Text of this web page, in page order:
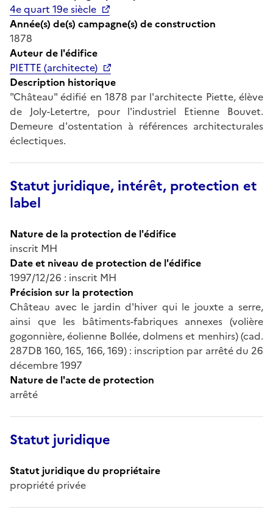
4e quart 19e siècle
Année(s) de(s) campagne(s) de construction
1878
Auteur de l'édifice
PIETTE (architecte)
Description historique
"Château" édifié en 1878 par l'architecte Piette, élève
de Joly-Letertre, pour l'industriel Etienne Bouvet.
Demeure d'ostentation à références architecturales
éclectiques.
Statut juridique, intérêt, protection et
label
Nature de la protection de l'édifice
inscrit MH
Date et niveau de protection de l'édifice
1997/12/26 : inscrit MH
Précision sur la protection
Château avec le jardin d'hiver qui le jouxte a serre,
ainsi que les bâtiments-fabriques annexes (volière
gogonnière, éolienne Bollée, dolmens et menhirs) (cad.
287DB 160, 165, 166, 169) : inscription par arrêté du 26
décembre 1997
Nature de l'acte de protection
arrêté
Statut juridique
Statut juridique du propriétaire
propriété privée